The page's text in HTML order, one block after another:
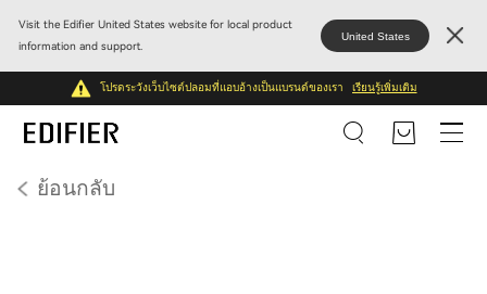
Visit the Edifier United States website for local product
information and support.
United States
โปรดระวังเว็บไซต์ปลอมที่แอบอ้างเป็นแบรนด์ของเรา เรียนรู้เพิ่มเติม
ย้อนกลับ